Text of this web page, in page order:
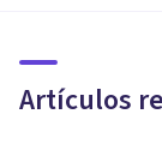
Artículos
pareja?